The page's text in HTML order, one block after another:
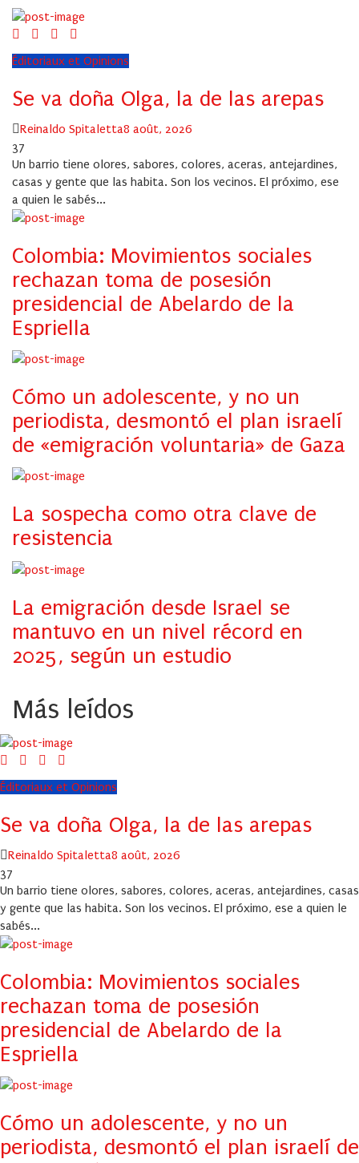
Éditoriaux et Opinions
Se va doña Olga, la de las arepas
Author
Reinaldo SpitalettaPosted
8 août, 2026
37
Un barrio tiene olores, sabores, colores, aceras, antejardines,
casas y gente que las habita. Son los vecinos. El próximo, ese
a quien le sabés...
Colombia: Movimientos sociales
rechazan toma de posesión
presidencial de Abelardo de la
Espriella
Cómo un adolescente, y no un
periodista, desmontó el plan israelí
de «emigración voluntaria» de Gaza
La sospecha como otra clave de
resistencia
La emigración desde Israel se
mantuvo en un nivel récord en
2025, según un estudio
Más leídos
Éditoriaux et Opinions
Se va doña Olga, la de las arepas
Author
Reinaldo SpitalettaPosted
8 août, 2026
37
Un barrio tiene olores, sabores, colores, aceras, antejardines, casas
y gente que las habita. Son los vecinos. El próximo, ese a quien le
sabés...
Colombia: Movimientos sociales
rechazan toma de posesión
presidencial de Abelardo de la
Espriella
Cómo un adolescente, y no un
periodista, desmontó el plan israelí de